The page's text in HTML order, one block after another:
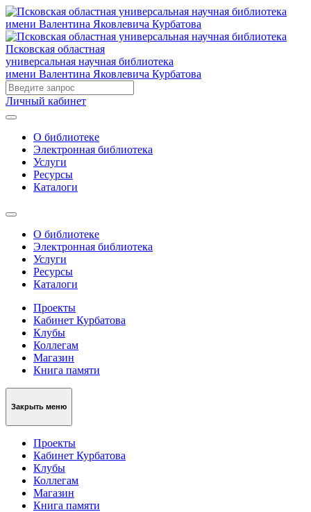
Псковская областная
универсальная научная библиотека
имени Валентина Яковлевича Курбатова
Личный кабинет
О библиотеке
Электронная библиотека
Услуги
Ресурсы
Каталоги
О библиотеке
Электронная библиотека
Услуги
Ресурсы
Каталоги
Проекты
Кабинет Курбатова
Клубы
Коллегам
Магазин
Книга памяти
Закрыть меню
Проекты
Кабинет Курбатова
Клубы
Коллегам
Магазин
Книга памяти